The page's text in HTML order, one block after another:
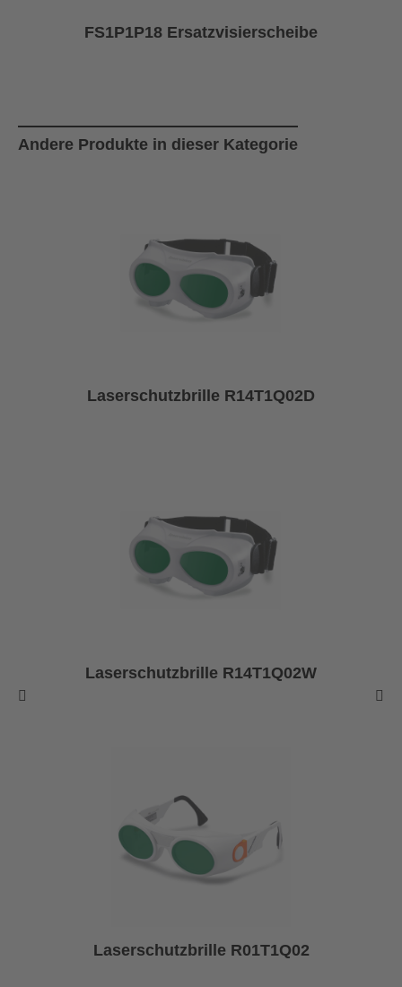
FS1P1P18 Ersatzvisierscheibe
Andere Produkte in dieser Kategorie
Laserschutzbrille R14T1Q02D
Laserschutzbrille R14T1Q02W
Laserschutzbrille R01T1Q02